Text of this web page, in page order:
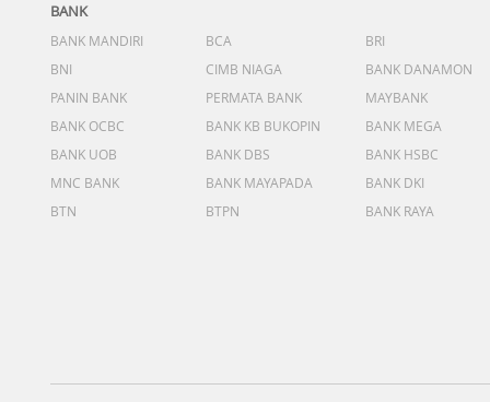
BANK
BANK MANDIRI BCA
BRI
BNI
CIMB NIAGA
BANK DANAMON
PANIN BANK
PERMATA BANK
MAYBANK
BANK OCBC
BANK KB BUKOPIN
BANK MEGA
BANK UOB
BANK DBS
BANK HSBC
MNC BANK
BANK MAYAPADA
BANK DKI
BTN
BTPN BANK RAYA